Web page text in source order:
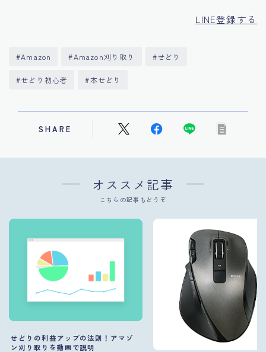
LINE登録する
#Amazon #Amazon刈り取り #せどり
#せどり初心者 #本せどり
SHARE
オススメ記事
こちらの記事もどうぞ
せどりの利益アップの法則！アマゾ
ン刈り取りを動画で説明